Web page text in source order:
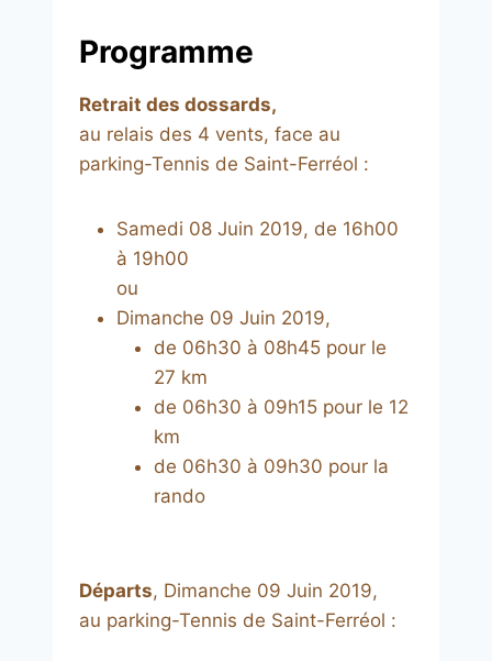
Programme
Retrait des dossards,
au relais des 4 vents, face au
parking-Tennis de Saint-Ferréol :
Samedi 08 Juin 2019, de 16h00
à 19h00
ou
Dimanche 09 Juin 2019,
de 06h30 à 08h45 pour le
27 km
de 06h30 à 09h15 pour le 12
km
de 06h30 à 09h30 pour la
rando
Départs, Dimanche 09 Juin 2019,
au parking-Tennis de Saint-Ferréol :